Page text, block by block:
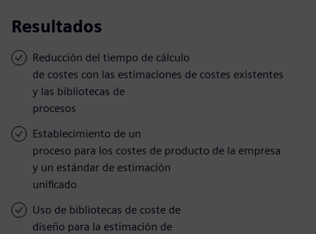
Resultados
Reducción del tiempo de cálculo
de costes con las estimaciones de costes existentes
y las bibliotecas de
procesos
Establecimiento de un
proceso para los costes de producto de la empresa
y un estándar de estimación
unificado
Uso de bibliotecas de coste de
diseño para la estimación de